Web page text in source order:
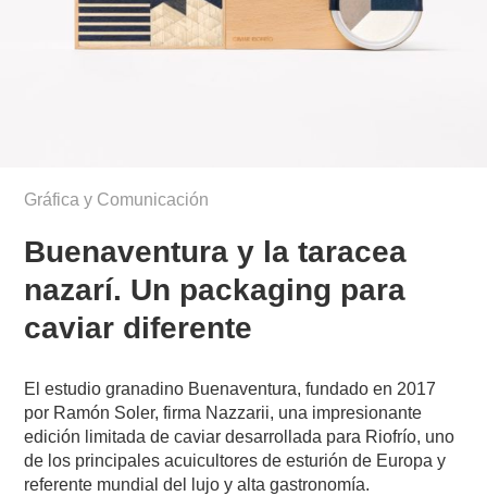
Gráfica y Comunicación
Buenaventura y la taracea
nazarí. Un packaging para
caviar diferente
El estudio granadino Buenaventura, fundado en 2017
por Ramón Soler, firma Nazzarii, una impresionante
edición limitada de caviar desarrollada para Riofrío, uno
de los principales acuicultores de esturión de Europa y
referente mundial del lujo y alta gastronomía.